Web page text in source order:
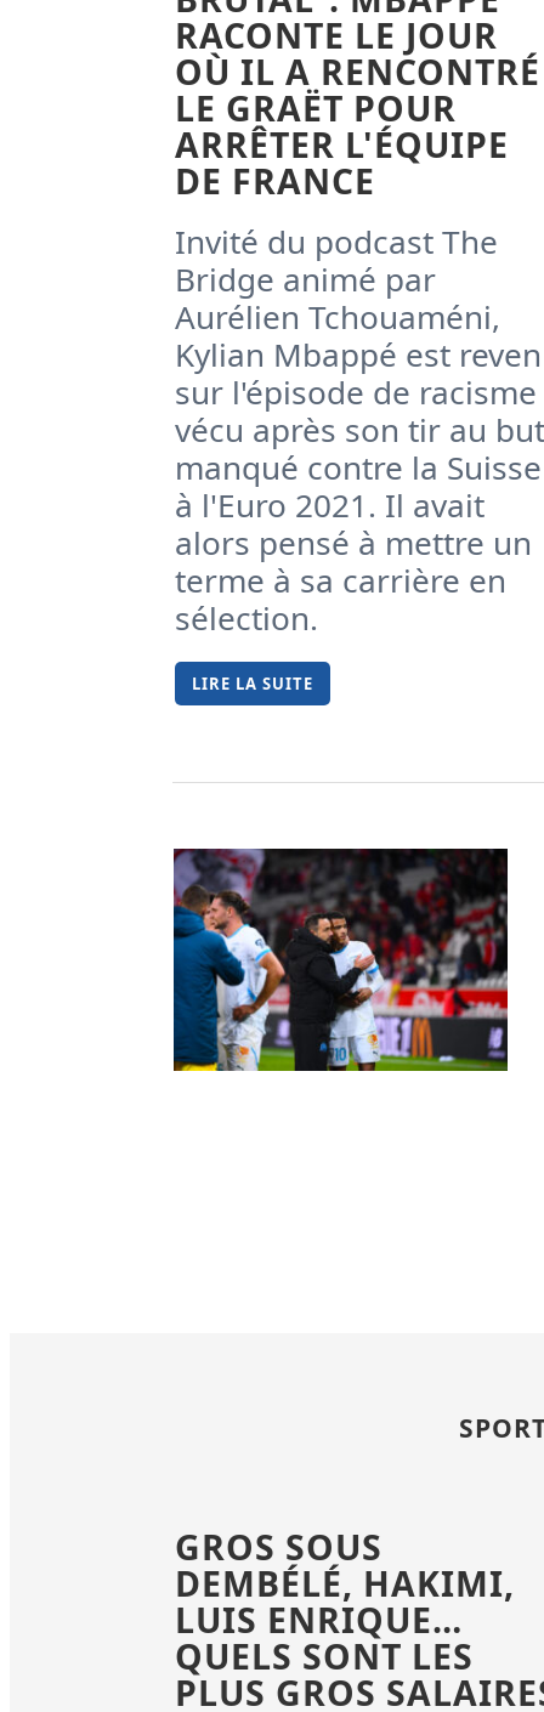
RACONTE LE JOUR
OÙ IL A RENCONTRÉ
LE GRAËT POUR
ARRÊTER L'ÉQUIPE
DE FRANCE
Invité du podcast The
Bridge animé par
Aurélien Tchouaméni,
Kylian Mbappé est
sur l'épisode de racisme
vécu après son tir au but
manqué contre la Suisse
à l'Euro 2021. Il avait
alors pensé à mettre un
terme à sa carrière en
sélection.
LIRE LA SUITE
GROS SOUS
DEMBÉLÉ, HAKIMI,
LUIS ENRIQUE…
QUELS SONT LES
PLUS GROS